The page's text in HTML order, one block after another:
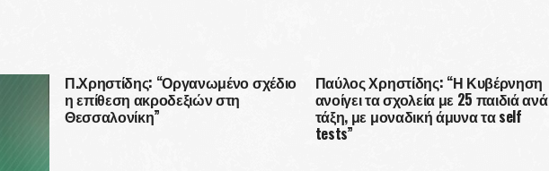
Π.Χρηστίδης: “Οργανωμένο σχέδιο
η επίθεση ακροδεξιών στη
Θεσσαλονίκη”
Παύλος Χρηστίδης: “Η Κυβέρνηση
ανοίγει τα σχολεία με 25 παιδιά ανά
τάξη, με μοναδική άμυνα τα self
tests”